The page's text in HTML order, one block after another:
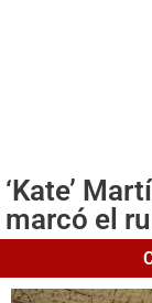
‘Kate’
marcó el